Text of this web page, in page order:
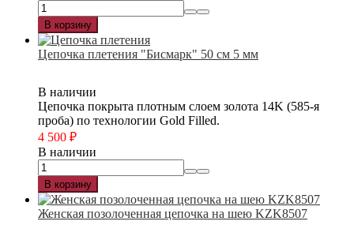
В корзину
Цепочка плетения "Бисмарк" 50 см 5 мм
В наличии
Цепочка покрыта плотным слоем золота 14K (585-я
проба) по технологии Gold Filled.
4 500 ₽
В наличии
В корзину
Женская позолоченная цепочка на шею KZK8507